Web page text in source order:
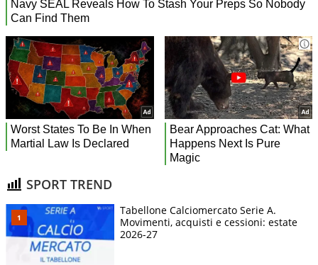
SPORT TREND
Tabellone Calciomercato Serie A.
Movimenti, acquisti e cessioni: estate
2026-27